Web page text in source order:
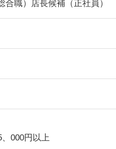
合職）店長候補（正社員）
000円以上